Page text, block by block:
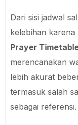
Dari sisi jadwal
kelebihan karena
Prayer
merencanakan
lebih akurat
termasuk salah
sebagai